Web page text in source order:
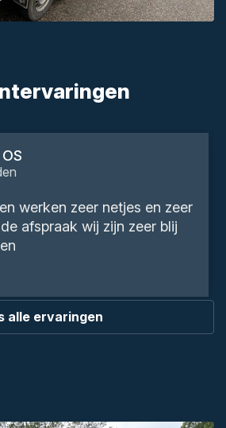
werken zeer netjes en zeer
afspraak wij zijn zeer blij
alle ervaringen